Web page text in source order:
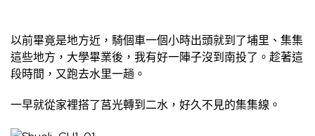
以前畢竟是地方近，騎個車一個小時出頭就到了埔里、集集
這些地方，大學畢業後，我有好一陣子沒到南投了。趁著這
段時間，又跑去水里一趟。
一早就從家裡搭了莒光轉到二水，好久不見的集集線。